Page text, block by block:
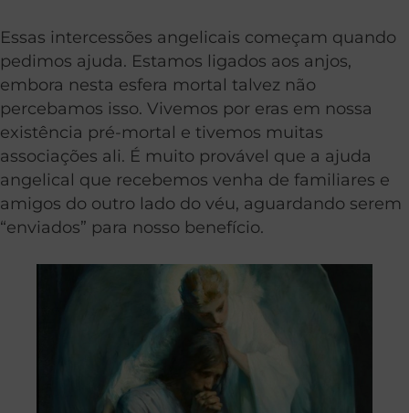
Essas intercessões angelicais começam quando
pedimos ajuda. Estamos ligados aos anjos,
embora nesta esfera mortal talvez não
percebamos isso. Vivemos por eras em nossa
existência pré-mortal e tivemos muitas
associações ali. É muito provável que a ajuda
angelical que recebemos venha de familiares e
amigos do outro lado do véu, aguardando serem
“enviados” para nosso benefício.